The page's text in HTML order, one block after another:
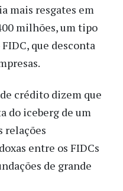
mais resgates em
milhões, um tipo
que desconta
crédito dizem que
do iceberg de um
relações
entre os FIDCs
de grande